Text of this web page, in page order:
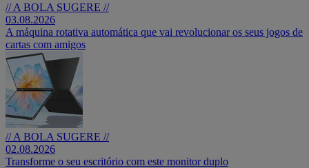
// A BOLA SUGERE //
03.08.2026
A máquina rotativa automática que vai revolucionar os seus jogos de
cartas com amigos
// A BOLA SUGERE //
02.08.2026
Transforme o seu escritório com este monitor duplo